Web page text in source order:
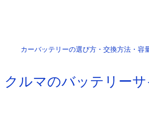
カーバッテリーの選び方・交換方法・容
クルマのバッテリー